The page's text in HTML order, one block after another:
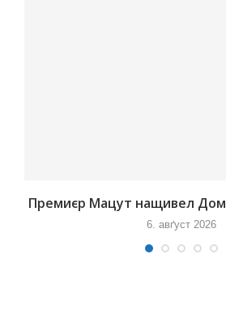
Премиєр Мацут нащивел
6. авґуст 2026